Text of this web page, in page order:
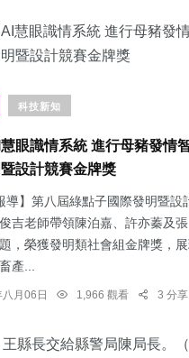
科技新知
眼識情系統 進行母豬發情
設計競賽金牌獎
導】第八屆綠點子國際發明暨設
吉老師帶領陳泊嘉、許亦蓁及
，榮獲發明類社會組金牌獎，
產...
月06日 1,966 觀看 3 分享